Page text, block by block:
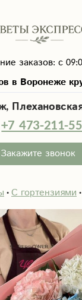
заказов: с
в Воронеже
+7 473-211-
Закажите звонок
С гортензиями